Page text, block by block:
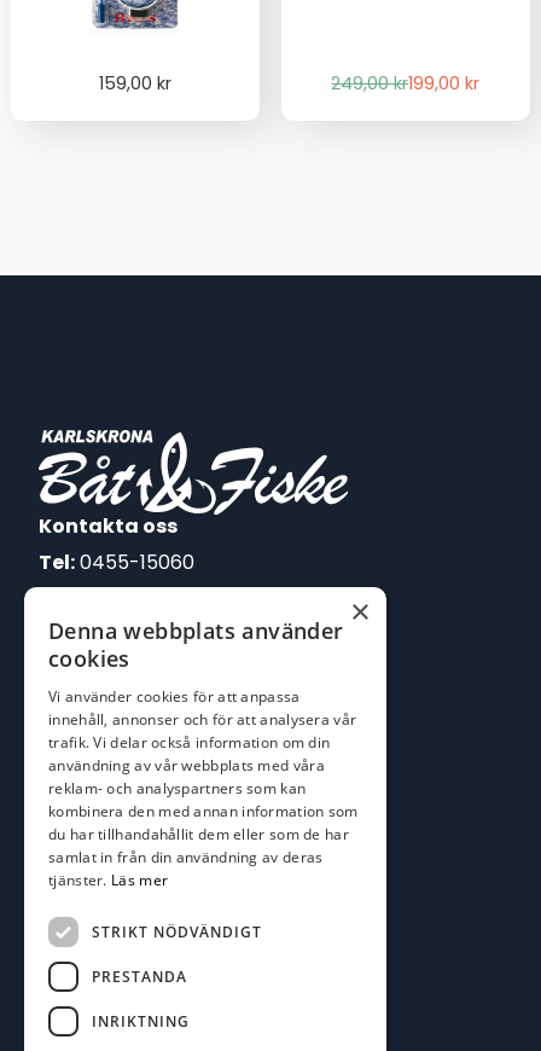
159,00kr 249,00krDet
199,00kr
Det
Kontakta oss
Tel:0455-15060
E-post:
johan@batofiske.se
kim@batofiske.se
Adress
Karlskrona Båt & Fiske AB
Lallerstedts gata 4
371 54 Karlskrona
Följ oss
Facebook
×
Denna webbplats använder
cookies
Vi använder cookies för att anpassa
innehåll, annonser och för att analysera vår
trafik. Vi delar också information om din
användning av vår webbplats med våra
reklam- och analyspartners som kan
kombinera den med annan information som
du har tillhandahållit dem eller som de har
samlat in från din användning av deras
tjänster. Läs mer
STRIKT NÖDVÄNDIGT
PRESTANDA
INRIKTNING